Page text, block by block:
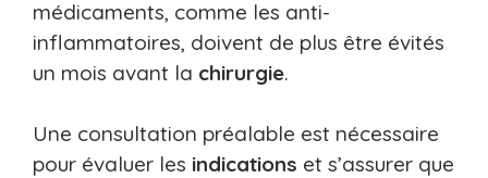
médicaments, comme les anti-
inflammatoires, doivent de plus être évités
un mois avant la chirurgie.
Une consultation préalable est nécessaire
pour évaluer les indications et s’assurer que